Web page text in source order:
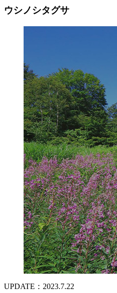
ウシノシタグサ
UPDATE：2023.7.22